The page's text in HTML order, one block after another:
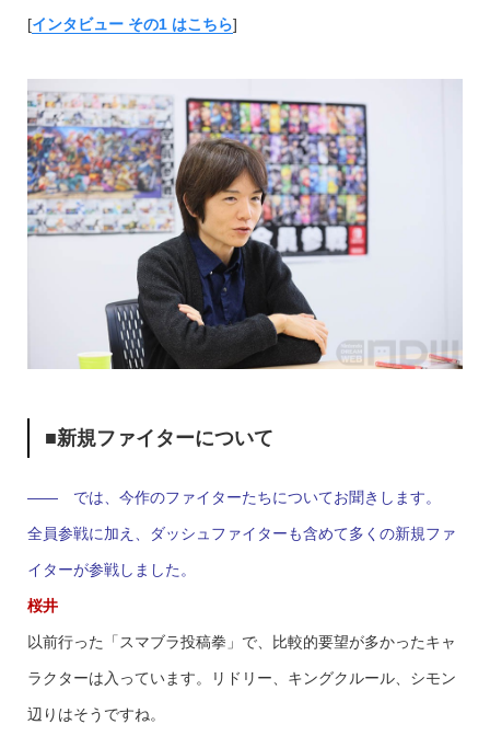
[インタビュー その1 はこちら]
■新規ファイターについて
―― では、今作のファイターたちについてお聞きします。
全員参戦に加え、ダッシュファイターも含めて多くの新規ファ
イターが参戦しました。
桜井
以前行った「スマブラ投稿拳」で、比較的要望が多かったキャ
ラクターは入っています。リドリー、キングクルール、シモン
辺りはそうですね。